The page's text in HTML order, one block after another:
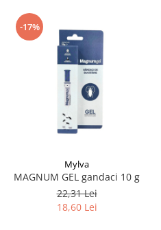
-17%
Mylva
MAGNUM GEL gandaci 10 g
22,31 Lei
18,60 Lei